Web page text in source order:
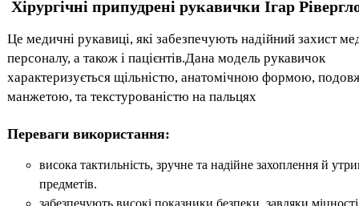
Хірургічні припудрені рукавички Ігар
Це медичні рукавиці, які забезпечують надійний захист
персоналу, а також і пацієнтів.Дана модель рукавичок
характеризується щільністю, анатомічною формою,
манжетою, та текстурованістю на пальцях
Переваги використання:
висока тактильність, зручне та надійне захоплення й
предметів.
забезпечують високі показники безпеки, завдяки